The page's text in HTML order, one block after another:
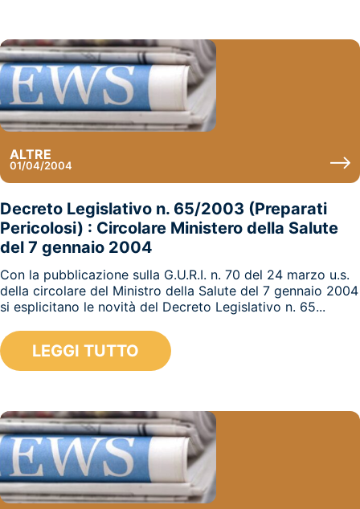
ALTRE
01/04/2004
Decreto Legislativo n. 65/2003 (Preparati
Pericolosi) : Circolare Ministero della Salute
del 7 gennaio 2004
Con la pubblicazione sulla G.U.R.I. n. 70 del 24 marzo u.s.
della circolare del Ministro della Salute del 7 gennaio 2004
si esplicitano le novità del Decreto Legislativo n. 65...
LEGGI TUTTO